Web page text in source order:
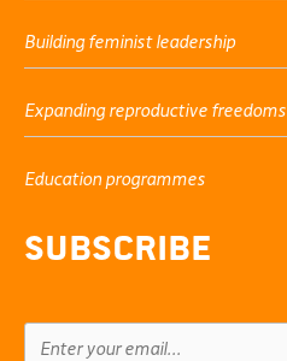
Building feminist leadership
Expanding reproductive freedoms
Education programmes
Subscribe